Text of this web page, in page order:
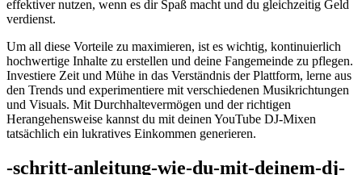
effektiver nutzen, wenn​ es dir Spaß macht und du gleichzeitig Geld
verdienst.
Um all diese Vorteile zu maximieren,⁤ ist es wichtig, kontinuierlich
hochwertige Inhalte zu erstellen und deine Fangemeinde zu pflegen.
Investiere Zeit und Mühe ‍in das Verständnis der Plattform,‍ lerne aus
den Trends und experimentiere mit verschiedenen Musikrichtungen⁢
und Visuals. Mit Durchhaltevermögen und der richtigen
Herangehensweise kannst du mit deinen YouTube DJ-Mixen
tatsächlich ein lukratives‌ Einkommen generieren.
-schritt-anleitung-wie-du-mit-deinem-dj-